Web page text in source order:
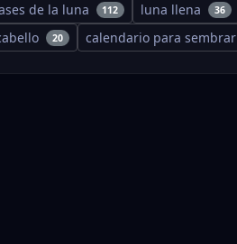
de la luna 112 luna llena 36
20 calendario para sembrar